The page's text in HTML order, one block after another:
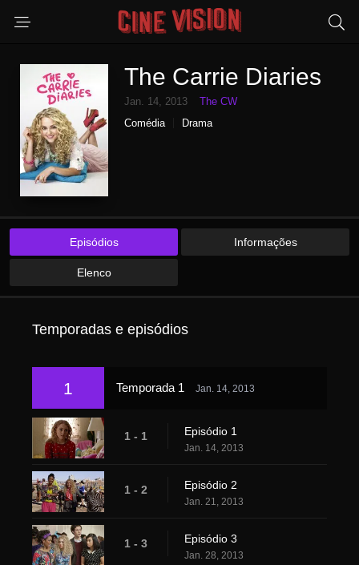
The Carrie Diaries
Jan. 14, 2013
The CW
Comédia
Drama
Episódios Informações
Elenco
Temporadas e episódios
1 Temporada 1 Jan. 14, 2013
1 - 1 Episódio 1
Jan. 14, 2013
1 - 2 Episódio 2
Jan. 21, 2013
1 - 3 Episódio 3
Jan. 28, 2013